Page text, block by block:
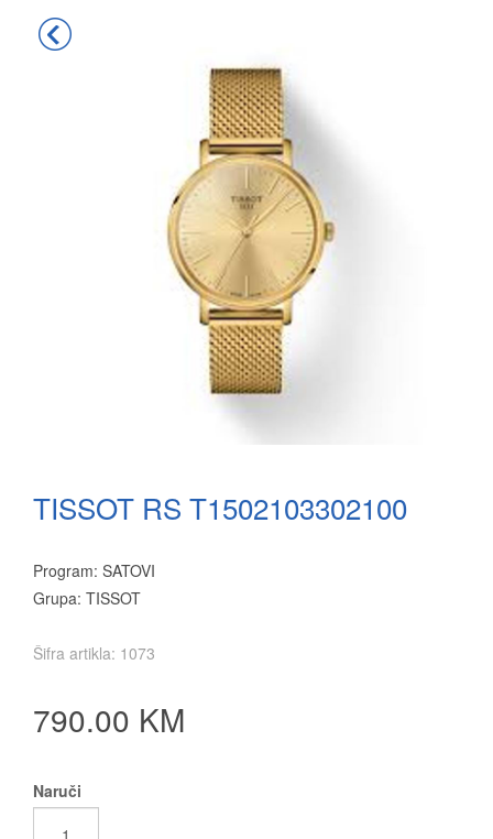
TISSOT RS T1502103302100
Program: SATOVI
Grupa: TISSOT
Šifra artikla: 1073
790.00 KM
Naruči